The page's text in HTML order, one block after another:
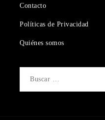
Contacto
Políticas de Privacidad
Quiénes somos